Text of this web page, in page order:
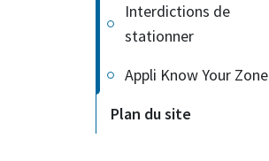
Interdictions de
stationner
Appli Know Your Zone
Plan du site